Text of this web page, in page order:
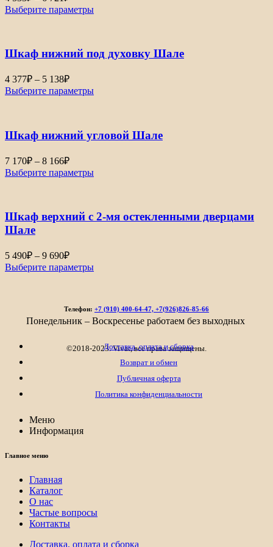
цен:
4
6
Выберите параметры
Шкаф нижний под духовку Шале
4 377₽ – 5 138₽Диапазон
цен:
4
5
Выберите параметры
Шкаф нижний угловой Шале
7 170₽ – 8 166₽Диапазон
цен:
7
8
Выберите параметры
Шкаф верхний с 2-мя остекленными дверцами
Шале
5 490₽ – 9 690₽Диапазон
цен:
5
9
690₽
Выберите параметры
Телефон: +7 (910) 400-64-47, +7(926)826-85-66
Понедельник – Воскресенье работаем без выходных
©2018-2023. Vivat, все права защищены.
Доставка, оплата и сборка
Возврат и обмен
Публичная оферта
Политика конфиденциальности
Меню
Информация
Главное меню
Главная
Каталог
О нас
Частые вопросы
Контакты
Доставка, оплата и сборка